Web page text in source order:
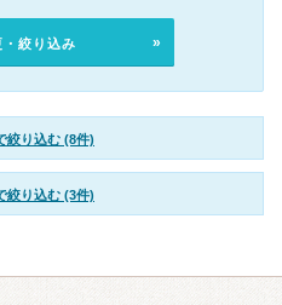
絞り込み
絞り込む (8件)
絞り込む (3件)